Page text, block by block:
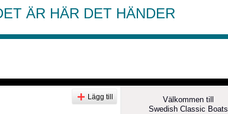
ÄR HÄR DET HÄNDER
Lägg till
Välkommen till
Swedish Classic Boats